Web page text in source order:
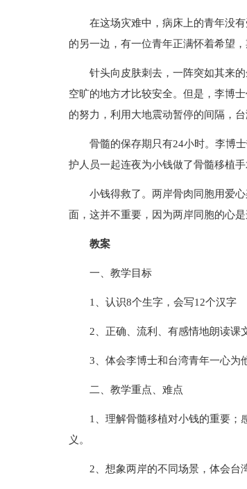
在这场灾难中，病床上的青年没
的另一边，有一位青年正满怀着希望，
针头向皮肤刺去，一阵突如其来
空旷的地方才比较安全。但是，李博
的努力，利用大地震动暂停的间隔，
骨髓的保存期只有24小时。李博
护人员一起连夜为小钱做了骨髓移植手
小钱得救了。两岸骨肉同胞用爱
面，这并不重要，因为两岸同胞的心
教案
一、教学目标
1、认识8个生字，会写12个汉字
2、正确、流利、有感情地朗读课
3、体会李博士和台湾青年一心为
二、教学重点、难点
1、理解骨髓移植对小钱的重要；
义。
2、想象两岸的不同场景，体会台